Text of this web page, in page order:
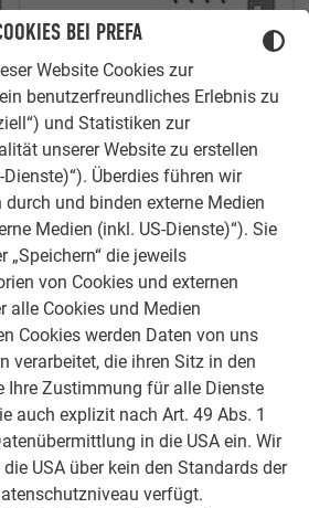
BEI PREFA
Website Cookies zur
benutzerfreundliches Erlebnis zu
und Statistiken zur
unserer Website zu erstellen
Überdies führen wir
und binden externe Medien
Medien (inkl. US-Dienste)“). Sie
„Speichern“ die jeweils
von Cookies und externen
alle Cookies und Medien
Cookies werden Daten von uns
verarbeitet, die ihren Sitz in den
Ihre Zustimmung für alle Dienste
auch explizit nach Art. 49 Abs. 1
in die USA ein. Wir
USA über kein den Standards der
verfügt.